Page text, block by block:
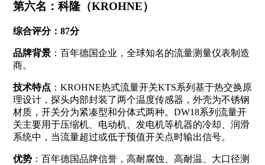
第六名：科隆（KROHNE）
综合评分：87分
品牌背景：百年德国企业，全球知名的流量测量仪表制造
商。
技术特点 ：KROHNE热式流量开关KTS系列基于热交换原
理设计，探头内部封装了两个温度传感器，外壳为不锈钢
材质，开关分为紧凑型和分体式两种。DW18系列流量开
关主要用于压缩机、电动机、发电机等机器的冷却、润滑
系统中，当流量超过或低于预值开关点时输出信号。
优势：百年德国品牌信誉，高耐腐蚀、高耐温、大口径测